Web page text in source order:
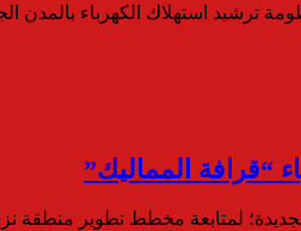
ترشيد استهلاك الكهرباء بالمدن
“قرافة المماليك”
لمتابعة مخطط تطوير